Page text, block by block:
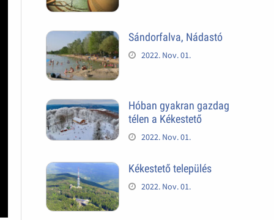
Sándorfalva, Nádastó
2022. Nov. 01.
Hóban gyakran gazdag
télen a Kékestető
2022. Nov. 01.
Kékestető település
2022. Nov. 01.